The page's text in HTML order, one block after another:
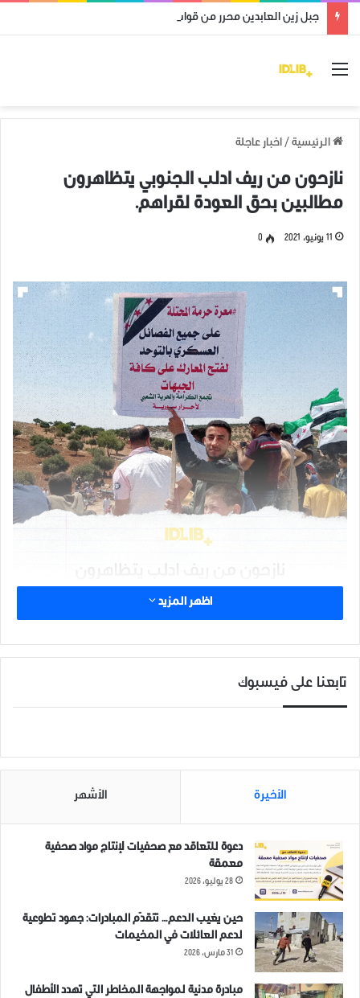
جبل زين العابدين محرر من قوات النظام وميليشياته
القائمة
الرئيسية / اخبار عاجلة
نازحون من ريف ادلب الجنوبي يتظاهرون
مطالبين بحق العودة لقراهم.
11 يونيو، 2021 0
شارك هذا الموضوع:
إدلب خضرا في عيون أهلها
في "مقالات"
وقفة احتجاجية لطلاب جامعة
على ريفي ادلب وحماة
اظهر المزيد
تابعنا على فيسبوك
الأخيرة الأشهر
دعوة للتعاقد مع صحفيات لإنتاج مواد صحفية
معمقة
28 يوليو، 2026
حين يغيب الدعم… تتقدّم المبادرات: جهود تطوعية
لدعم العائلات في المخيمات
31 مارس، 2026
مبادرة مدنية لمواجهة المخاطر التي تهدد الأطفال